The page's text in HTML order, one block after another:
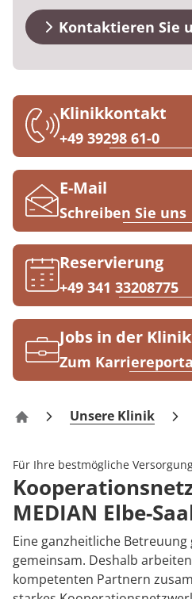
Anreise
Kosten & Kostenträger
Kinder-und
Geriatrie
Gynäkologie
HTS & Cochlea
Long Covid
Onkologie
Pneumologie
Rheumatologie
Prävention
Qualität & Expertise
Energiepolitik
Ihr Weg zu MEDIAN
Kosten & Kostenträger
Reha Checkliste
Zuweiser
Über MEDIAN
Kooperationen
Presse
Karriere
Kontaktieren Sie
Klinikkontakt
+49 39298 61-0
E-Mail
Schreiben Sie uns
Reservierung
+49 341 33208775
Jobs in der Klinik
Zum
Klinik Elbe-Saale
Unsere Klinik
Für Ihre bestmögliche
MEDIAN Elbe-
Eine ganzheitliche
gemeinsam. Deshalb
kompetenten Partnern